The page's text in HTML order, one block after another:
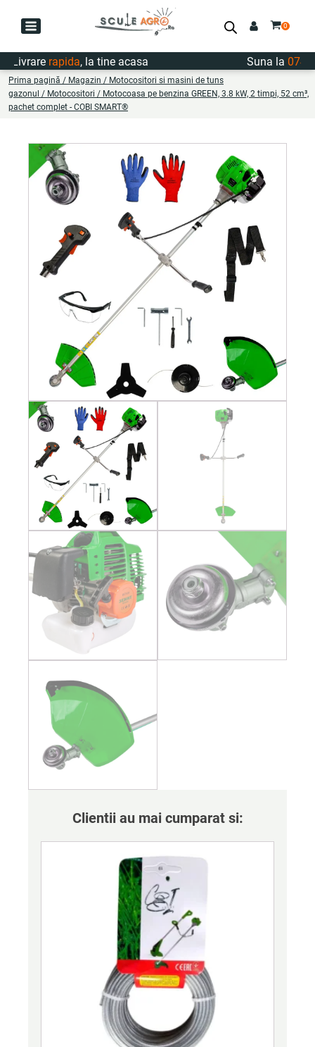
rapida, la tine acasa Suna la
Prima pagină / Magazin / Motocositori si masini de tuns
gazonul / Motocositori / Motocoasa pe benzina GREEN, 3.8 kW, 2 timpi, 52 cm³,
pachet complet - COBI SMART®
Clientii au mai cumparat si: